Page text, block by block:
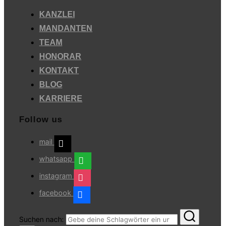
KANZLEI
MANDANTEN
TEAM
HONORAR
KONTAKT
BLOG
KARRIERE
Follow us
mail
whatsapp
instagram
facebook
Suchen nach: